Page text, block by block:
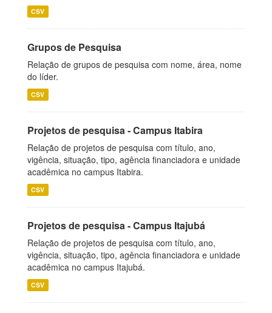
CSV
Grupos de Pesquisa
Relação de grupos de pesquisa com nome, área, nome
do líder.
CSV
Projetos de pesquisa - Campus Itabira
Relação de projetos de pesquisa com título, ano,
vigência, situação, tipo, agência financiadora e unidade
acadêmica no campus Itabira.
CSV
Projetos de pesquisa - Campus Itajubá
Relação de projetos de pesquisa com título, ano,
vigência, situação, tipo, agência financiadora e unidade
acadêmica no campus Itajubá.
CSV